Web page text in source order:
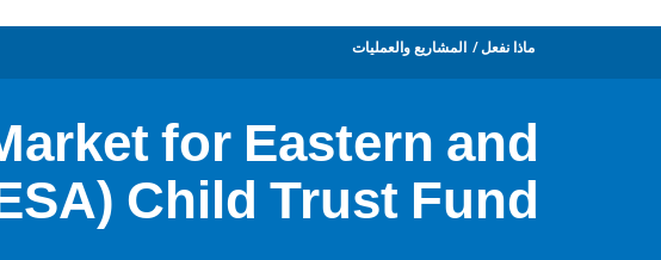
ماذا نفعل المشاريع والعمليات
for Eastern and
Child Trust Fund